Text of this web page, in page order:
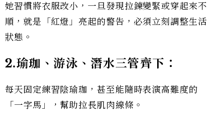
她習慣將衣服改小，一旦發現拉鍊變緊或穿起來不
順，就是「紅燈」亮起的警告，必須立刻調整生活
狀態。
2.瑜珈、游泳、潛水三管齊下：
每天固定練習陰瑜珈，甚至能隨時表演高難度的
「一字馬」，幫助拉長肌肉線條。